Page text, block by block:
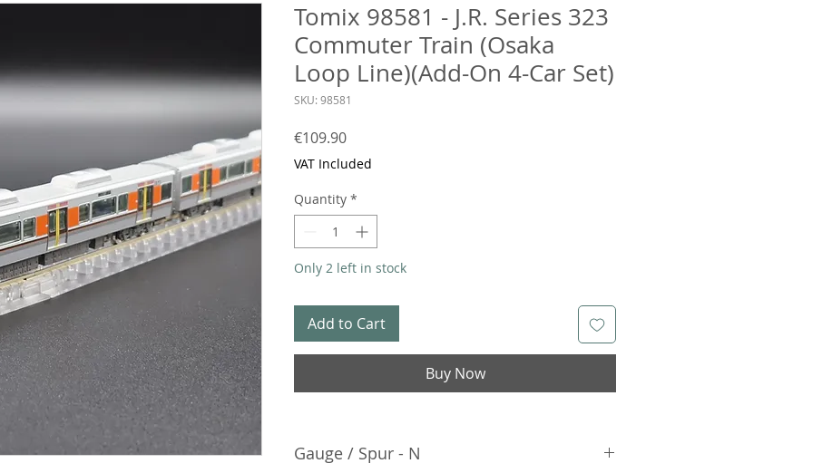
Tomix 98581 - J.R. Series 323
Commuter Train (Osaka
Loop Line)(Add-On 4-Car Set)
SKU: 98581
€109.90Price
VAT Included
Quantity *
Only 2 left in stock
Add to Cart
Buy Now
Gauge / Spur - N